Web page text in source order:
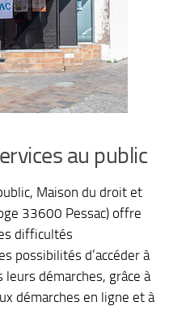
au public
Maison du droit et
33600 Pessac) offre
difficultés
possibilités d’accéder à
démarches, grâce à
démarches en ligne et à